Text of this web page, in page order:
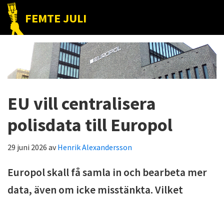
Hoppa
huvudnavigering
Hoppa
huvudinnehåll
Hoppa
det
sidofältet
FEMTE JULI
Nätet
folket!
EU vill centralisera
polisdata till Europol
29 juni 2026 avHenrik Alexandersson
Europol skall få samla in och bearbeta mer
data, även om icke misstänkta. Vilket